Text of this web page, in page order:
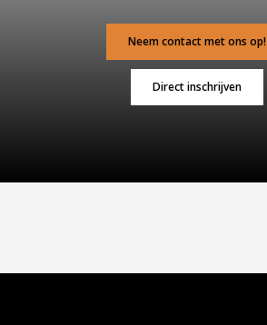
Neem contact met ons op!
Direct inschrijven